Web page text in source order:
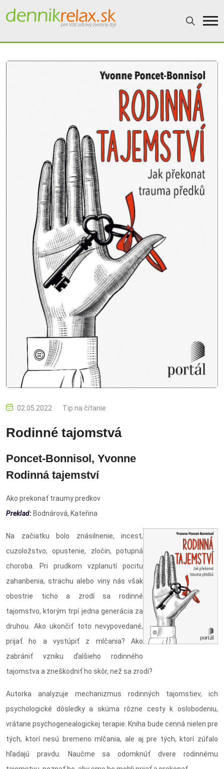
02.05.2022 Tip na čítanie
Rodinné tajomstvá
Poncet-Bonnisol, Yvonne
Rodinná tajemství
Ako prekonať traumy predkov
Preklad: Bodnárová, Kateřina
Na začiatku bolo znásilnenie, incest,
cuzoložstvo, opustenie, zločin, potupná
choroba. Pri prudkom vzplanutí pocitu
zahanbenia, strachu alebo viny nás však
obostrie ticho a zrodí sa rodinné
tajomstvo, ktorým trpí jedna generácia za
druhou. Ako ukončiť toto nevypovedané,
prijať ho a vystúpiť z mlčania? Ako
zabrániť vzniku ďalšieho rodinného
tajomstva a zneškodniť ho skôr, než sa zrodí?
Autorka analyzuje mechanizmus rodinných tajomstiev, ich
psychologické dôsledky a skúma rôzne cesty k oslobodeniu,
vrátane psychogenealogickej terapie. Kniha bude cenná nielen pre
tých, ktorí nesú bremeno mlčania, ale aj pre tých, ktorí zúfalo
hľadajú pravdu. Naučme sa odomknúť dvere rodinnému